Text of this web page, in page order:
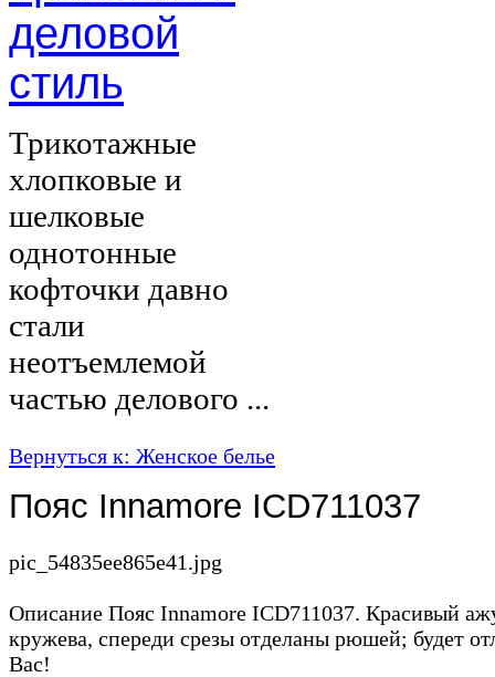
деловой
стиль
Трикотажные
хлопковые и
шелковые
однотонные
кофточки давно
стали
неотъемлемой
частью делового ...
Вернуться к: Женское белье
Пояс Innamore ICD711037
pic_54835ee865e41.jpg
Описание Пояс Innamore ICD711037. Красивый
кружева, спереди срезы отделаны рюшей; будет
Вас!